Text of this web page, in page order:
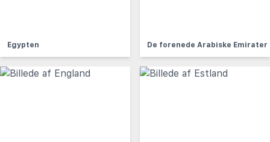
Egypten De forenede Arabiske Emirater